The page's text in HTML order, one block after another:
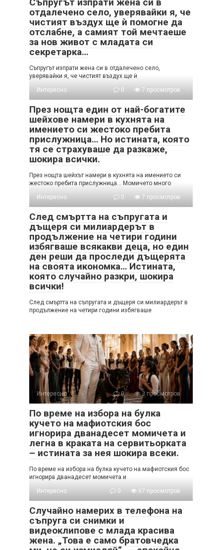
Съпругът изпрати жена си в
отдалечено село, уверявайки я, че
чистият въздух ще ѝ помогне да
отслабне, а самият той мечтаеше
за нов живот с младата си
секретарка…
Съпругът изпрати жена си в отдалечено село,
уверявайки я, че чистият въздух ще ѝ
Интересно
0 7 просмотров
През нощта един от най-богатите
шейхове намери в кухнята на
имението си жестоко пребита
прислужница… Но истината, която
тя се страхуваше да разкаже,
шокира всички.
През нощта шейхът намери в кухнята на имението си
жестоко пребита прислужница… Момичето много
Интересно
0 7 просмотров
След смъртта на съпругата и
дъщеря си милиардерът в
продължение на четири години
избягваше всякакви деца, но един
ден реши да проследи дъщерята
на своята икономка… Истината,
която случайно разкри, шокира
всички!
След смъртта на съпругата и дъщеря си милиардерът в
продължение на четири години избягваше
Интересно 0 3 просмотров
По време на избора на булка
кучето на мафиотския бос
игнорира дванадесет момичета и
легна в краката на сервитьорката
– истината за нея шокира всеки.
По време на избора на булка кучето на мафиотския бос
игнорира дванадесет момичета и
Интересно
0 67 просмотров
Случайно намерих в телефона на
съпруга си снимки и
видеоклипове с млада красива
жена. „Това е само братовчедка